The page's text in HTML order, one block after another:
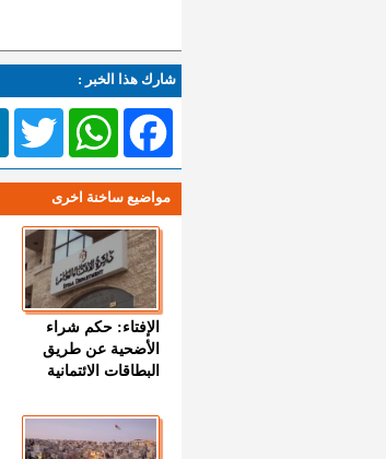
شارك هذا الخبر :
TwitterWhatsAppFacebook
مواضيع ساخنة اخرى
الإفتاء: حكم شراء
الأضحية عن طريق
البطاقات الائتمانية